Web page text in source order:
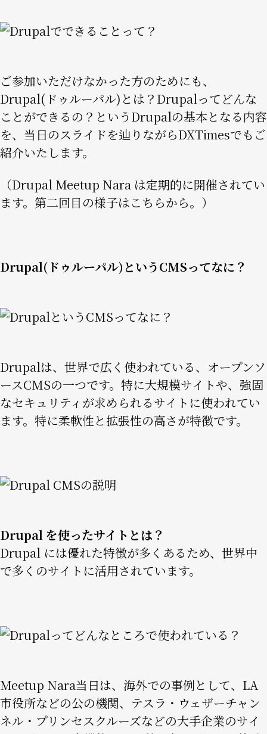
Image
ご参加いただけなかった方のためにも、
Drupal(ドゥルーパル)とは？Drupalってどんな
ことができるの？というDrupalの基本となる内容
を、当日のスライドを辿りながらDXTimesでもご
紹介いたします。
（Drupal Meetup Nara は定期的に開催されてい
ます。第二回目の様子はこちらから。）
Drupal(ドゥルーパル)というCMSってなに？
Image
Drupalは、世界で広く使われている、オープンソ
ースCMSの一つです。特に大規模サイトや、強固
なセキュリティが求められるサイトに使われてい
ます。特に柔軟性と拡張性の高さが特徴です。
Image
Drupal を使ったサイトとは？
Drupal には優れた特徴が多くあるため、世界中
で多くのサイトに活用されています。
Image
Meetup Nara当日は、海外での事例として、LA
市役所などの公の機関、テスラ・ウェザーチャン
ネル・プリンセスクルーズなどの大手企業のサイ